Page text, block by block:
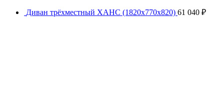
Диван трёхместный ХАНС (1820х770х820) 61 040 ₽